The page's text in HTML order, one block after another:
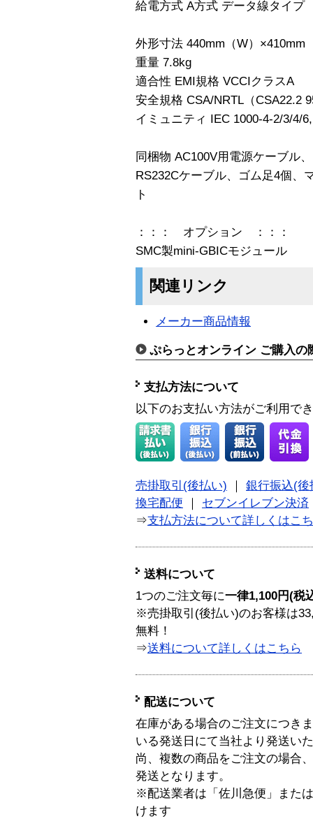
給電方式 A方式 データ線タイプ
外形寸法 440mm（W）
重量 7.8kg
適合性 EMI規格 VCCIクラスA
安全規格 CSA/NRTL（CSA22.2
イミュニティ IEC 1000-4-2/3/4/
同梱物 AC100V用電源ケーブル
RS232Cケーブル、ゴム足4個、
ト
：：： オプション ：：：
SMC製mini-GBICモジュール
関連リンク
メーカー商品情報
ぷらっとオンライン ご購入の
支払方法について
以下のお支払い方法がご利用で
売掛取引(後払い)
銀行振込(後
換宅配便
セブンイレブン決済
⇒支払方法について詳しくはこ
送料について
1つのご注文毎に一律1,100円(税
※売掛取引(後払い)のお客様は
無料！
⇒送料について詳しくはこちら
配送について
在庫がある場合のご注文につき
いる発送日にて当社より発送い
尚、複数の商品をご注文の場合
発送となります。
※配送業者は「佐川急便」また
けます